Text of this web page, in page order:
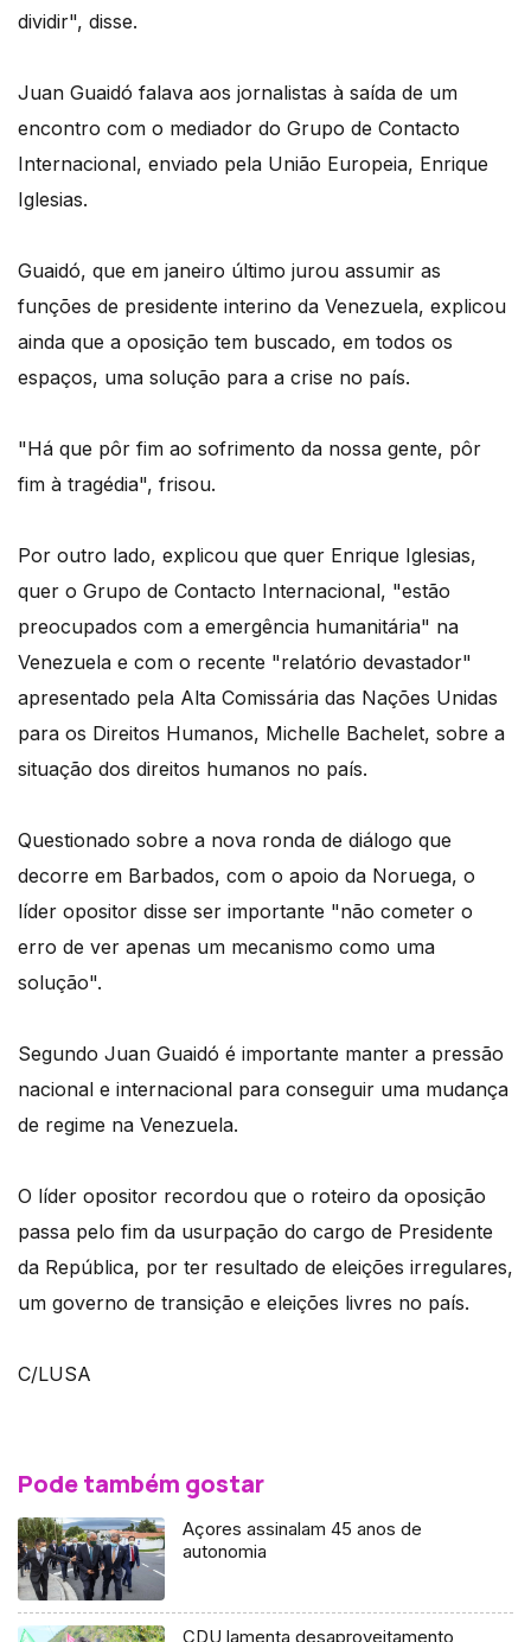
dividir", disse.
Juan Guaidó falava aos jornalistas à saída de um
encontro com o mediador do Grupo de Contacto
Internacional, enviado pela União Europeia, Enrique
Iglesias.
Guaidó, que em janeiro último jurou assumir as
funções de presidente interino da Venezuela, explicou
ainda que a oposição tem buscado, em todos os
espaços, uma solução para a crise no país.
"Há que pôr fim ao sofrimento da nossa gente, pôr
fim à tragédia", frisou.
Por outro lado, explicou que quer Enrique Iglesias,
quer o Grupo de Contacto Internacional, "estão
preocupados com a emergência humanitária" na
Venezuela e com o recente "relatório devastador"
apresentado pela Alta Comissária das Nações Unidas
para os Direitos Humanos, Michelle Bachelet, sobre a
situação dos direitos humanos no país.
Questionado sobre a nova ronda de diálogo que
decorre em Barbados, com o apoio da Noruega, o
líder opositor disse ser importante "não cometer o
erro de ver apenas um mecanismo como uma
solução".
Segundo Juan Guaidó é importante manter a pressão
nacional e internacional para conseguir uma mudança
de regime na Venezuela.
O líder opositor recordou que o roteiro da oposição
passa pelo fim da usurpação do cargo de Presidente
da República, por ter resultado de eleições irregulares,
um governo de transição e eleições livres no país.
C/LUSA
Pode também gostar
Açores assinalam 45 anos de
autonomia
CDU lamenta desaproveitamento